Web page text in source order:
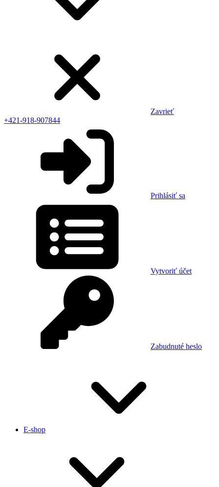
Zavrieť
+421-918-907844
Prihlásiť sa
Vytvoriť účet
Zabudnuté heslo
E-shop